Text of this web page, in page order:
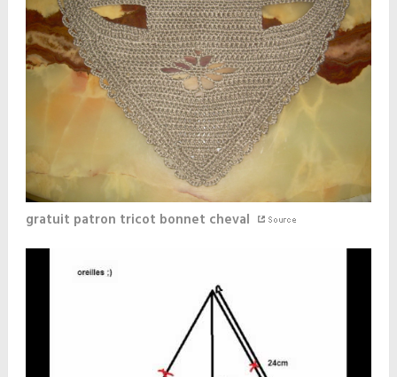
gratuit patron tricot bonnet cheval